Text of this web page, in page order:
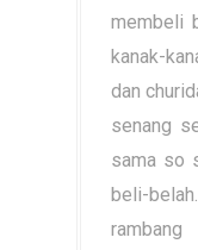
membeli
kanak-
dan
senang
sama so
beli-